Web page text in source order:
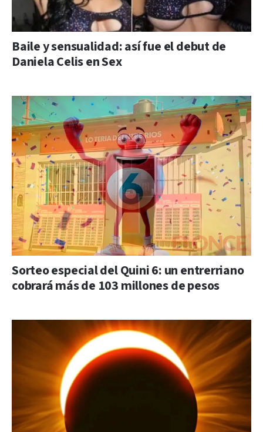
Baile y sensualidad: así fue el debut de
Daniela Celis en Sex
Sorteo especial del Quini 6: un entrerriano
cobrará más de 103 millones de pesos